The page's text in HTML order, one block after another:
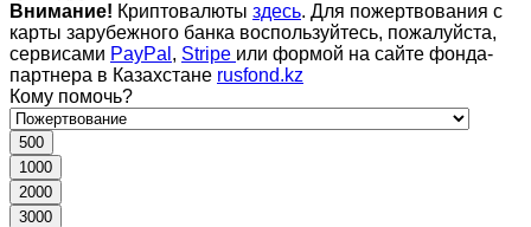
Внимание! Криптовалюты здесь. Для пожертвования с
карты зарубежного банка воспользуйтесь, пожалуйста,
сервисами PayPal , Stripe или формой на сайте фонда-
партнера в Казахстане rusfond.kz
Кому помочь?
500
1000
2000
3000